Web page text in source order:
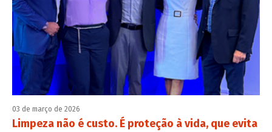
03 de março de 2026
Limpeza não é custo. É proteção à vida, que evita